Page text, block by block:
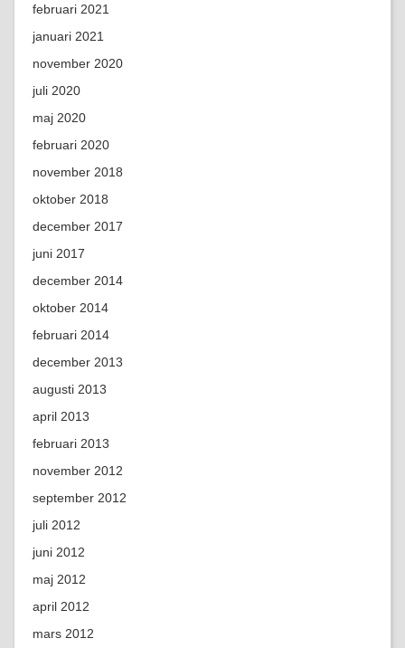
februari 2021
januari 2021
november 2020
juli 2020
maj 2020
februari 2020
november 2018
oktober 2018
december 2017
juni 2017
december 2014
oktober 2014
februari 2014
december 2013
augusti 2013
april 2013
februari 2013
november 2012
september 2012
juli 2012
juni 2012
maj 2012
april 2012
mars 2012